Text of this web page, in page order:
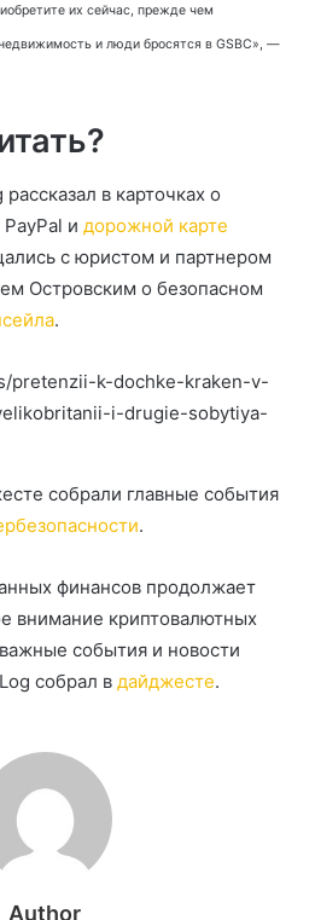
их сейчас, прежде чем
и люди бросятся вGSBC», —
в карточках о
PayPal и дорожной карте
с юристом и партнером
Островским о безопасном
.
pretenzii-k-dochke-kraken-v-
i-drugie-sobytiya-
собрали главные события
.
финансов продолжает
внимание криптовалютных
события и новости
собрал в дайджесте.
Author